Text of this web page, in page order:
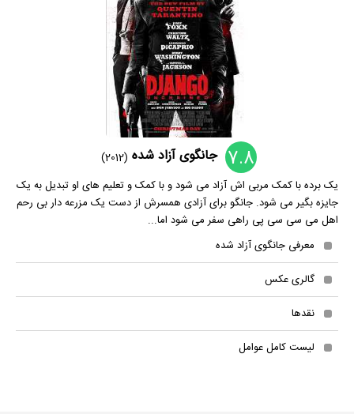
7.8 جانگوی آزاد شده (2012)
یک برده با کمک مربی اش آزاد می شود و با کمک و تعلیم های او تبدیل به یک
جایزه بگیر می شود. جانگو برای آزادی همسرش از دست یک مزرعه دار بی رحم
اهل می سی سی پی راهی سفر می شود اما...
معرفی جانگوی آزاد شده
گالری عکس
نقدها
لیست کامل عوامل